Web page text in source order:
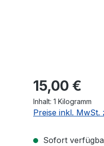
Regulärer Preis:
15,00 €
Inhalt: 1 Kilogramm
Preise inkl. MwSt.
Sofort